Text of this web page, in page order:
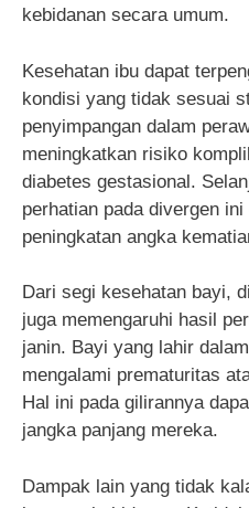
kebidanan secara umum.
Kesehatan ibu dapat
kondisi yang tidak sesuai
penyimpangan dalam
meningkatkan risiko
diabetes gestasional.
perhatian pada divergen
peningkatan angka
Dari segi kesehatan bayi,
juga memengaruhi hasil
janin. Bayi yang lahir
mengalami prematuritas
Hal ini pada gilirannya
jangka panjang mereka.
Dampak lain yang tidak